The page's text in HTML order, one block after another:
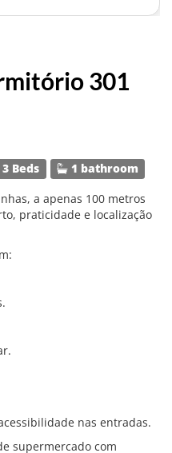
301
3 Beds 1 bathroom
a apenas 100 metros
praticidade e localização
nas entradas.
supermercado com